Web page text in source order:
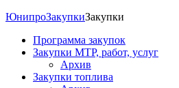
ЮнипроЗакупкиЗакупки
Программа закупок
Закупки МТР, работ, услуг
Архив
Закупки топлива